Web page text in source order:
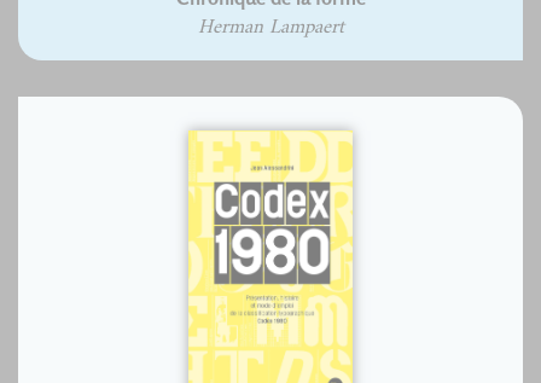
Herman Lampaert